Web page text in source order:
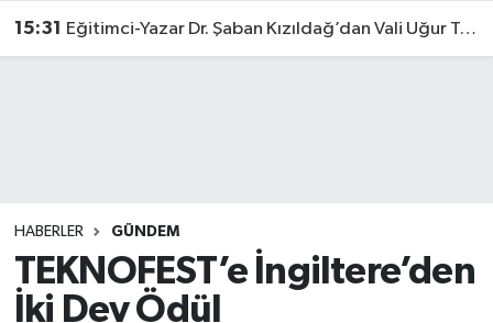
15:31 Eğitimci-Yazar Dr. Şaban Kızıldağ’dan Vali Uğur Turan’a Ziyaret
HABERLER GÜNDEM
TEKNOFEST’e İngiltere’den
İki Dev Ödül
Son Dakika Haberleri